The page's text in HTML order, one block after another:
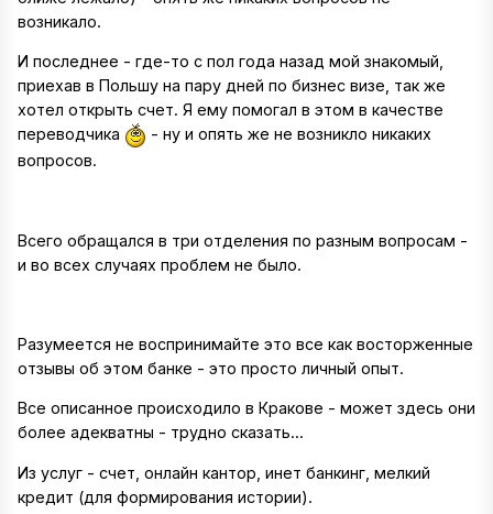
возникало.
И последнее - где-то с пол года назад мой знакомый,
приехав в Польшу на пару дней по бизнес визе, так же
хотел открыть счет. Я ему помогал в этом в качестве
переводчика
- ну и опять же не возникло никаких
вопросов.
Всего обращался в три отделения по разным вопросам -
и во всех случаях проблем не было.
Разумеется не воспринимайте это все как восторженные
отзывы об этом банке - это просто личный опыт.
Все описанное происходило в Кракове - может здесь они
более адекватны - трудно сказать...
Из услуг - счет, онлайн кантор, инет банкинг, мелкий
кредит (для формирования истории).